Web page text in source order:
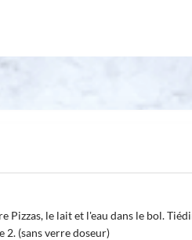
Pizzas, le lait et l'eau dans le bol.
2. (sans verre doseur)